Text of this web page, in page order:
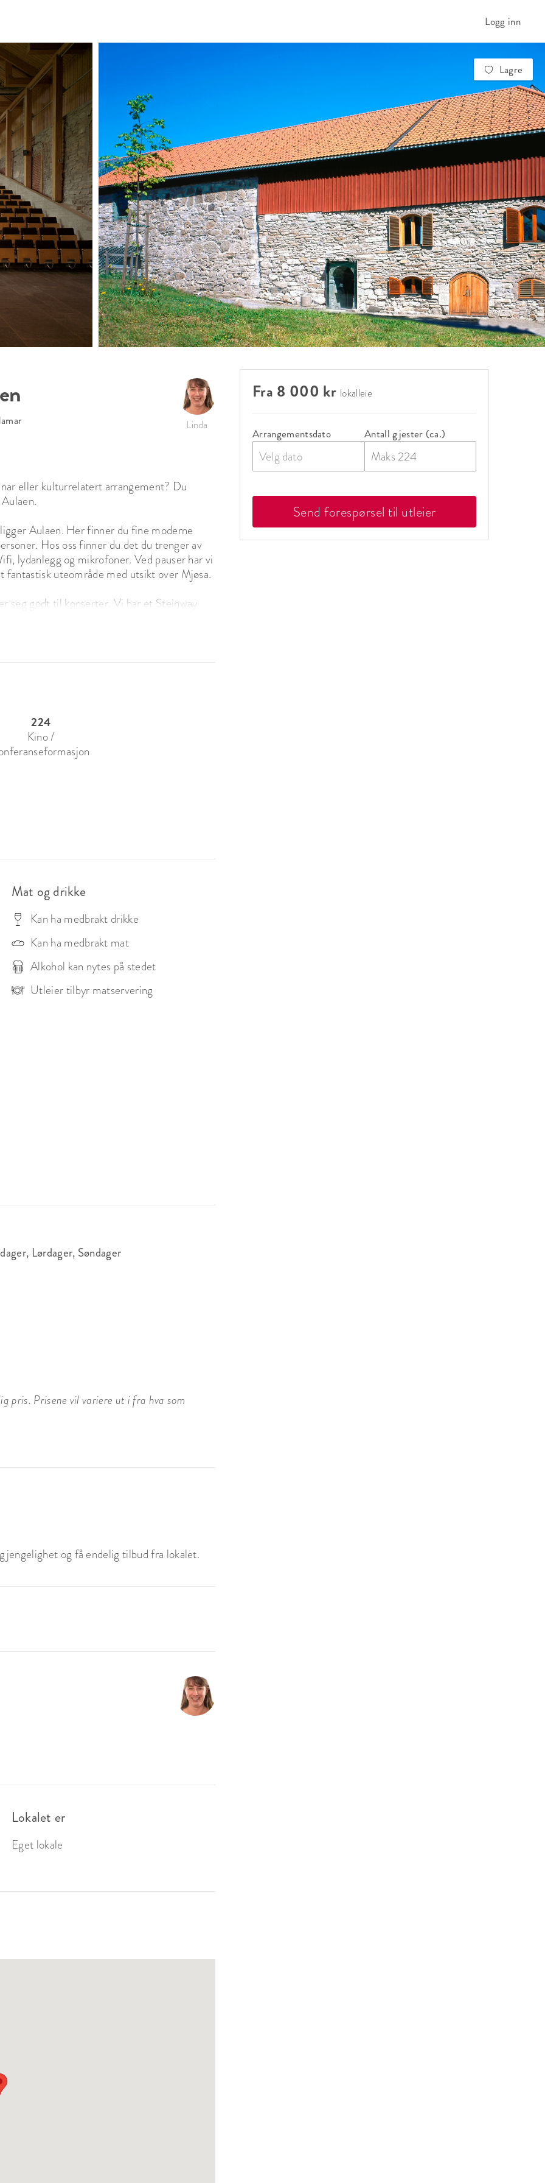
Logg inn
Lagre
Linda
eller kulturrelatert arrangement? Du
Aulaen. Her finner du fine moderne
Hos oss finner du det du trenger av
lydanlegg og mikrofoner. Ved pauser har vi
uteområde med utsikt over Mjøsa.
seg godt til konserter. Vi har et Steinway
servering til ditt arrangement. Eller så
Ved lukkede arrangementer er det
224
Kino /
Mat og drikke
Kan ha medbrakt drikke
Kan ha medbrakt mat
Alkohol kan nytes på stedet
Utleier tilbyr matservering
Lørdager, Søndager
pris. Prisene vil variere ut i fra hva som
og få endelig tilbud fra lokalet.
Lokalet er
Eget lokale
Fra 8 000 kr lokalleie
Arrangementsdato
Velg dato
Antall gjester (ca.)
Send forespørsel til utleier